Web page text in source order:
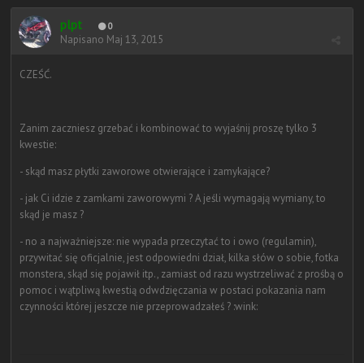
plpt 0
Napisano Maj 13, 2015
CZEŚĆ.
Zanim zaczniesz grzebać i kombinować to wyjaśnij proszę tylko 3
kwestie:
- skąd masz płytki zaworowe otwierające i zamykające?
- jak Ci idzie z zamkami zaworowymi ? A jeśli wymagają wymiany, to
skąd je masz ?
- no a najważniejsze: nie wypada przeczytać to i owo (regulamin),
przywitać się oficjalnie, jest odpowiedni dział, kilka słów o sobie, fotka
monstera, skąd się pojawił itp., zamiast od razu wystrzeliwać z prośbą o
pomoc i wątpliwą kwestią odwdzięczania w postaci pokazania nam
czynności której jeszcze nie przeprowadzałeś ? :wink: